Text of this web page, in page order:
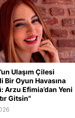
Ulaşım Çilesi
Bir Oyun Havasına
Arzu Efimia’dan Yeni
Gitsin"